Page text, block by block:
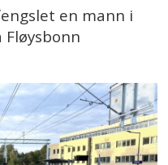
en mann i